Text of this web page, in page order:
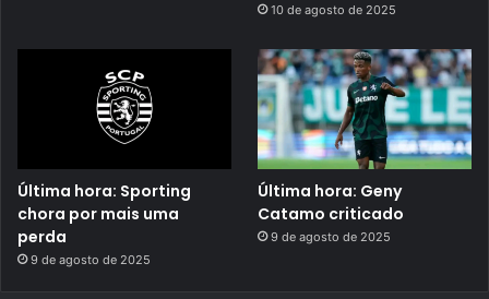
10 de agosto de 2025
Última hora: Sporting
chora por mais uma
perda
9 de agosto de 2025
Última hora: Geny
Catamo criticado
9 de agosto de 2025